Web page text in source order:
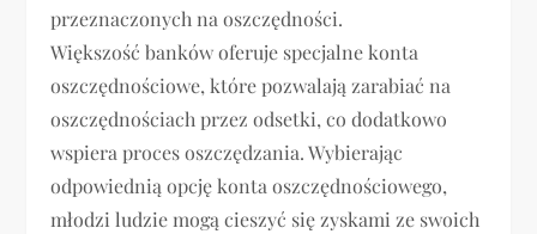
przeznaczonych na oszczędności.
Większość banków oferuje specjalne konta
oszczędnościowe, które pozwalają zarabiać na
oszczędnościach przez odsetki, co dodatkowo
wspiera proces oszczędzania. Wybierając
odpowiednią opcję konta oszczędnościowego,
młodzi ludzie mogą cieszyć się zyskami ze swoich